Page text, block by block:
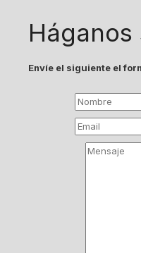
Envíe el siguiente el